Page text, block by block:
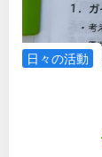
日々の活動